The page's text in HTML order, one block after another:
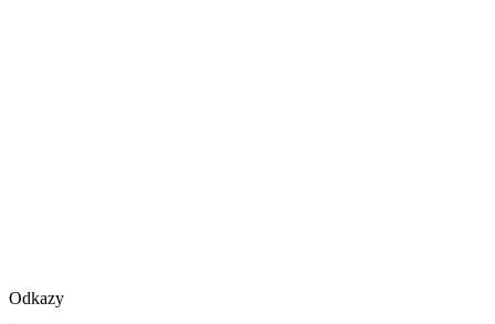
Odkazy